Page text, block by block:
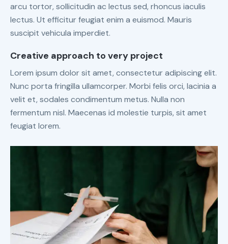
arcu tortor, sollicitudin ac lectus sed, rhoncus iaculis
lectus. Ut efficitur feugiat enim a euismod. Mauris
suscipit vehicula imperdiet.
Creative approach to very project
Lorem ipsum dolor sit amet, consectetur adipiscing elit.
Nunc porta fringilla ullamcorper. Morbi felis orci, lacinia a
velit et, sodales condimentum metus. Nulla non
fermentum nisl. Maecenas id molestie turpis, sit amet
feugiat lorem.